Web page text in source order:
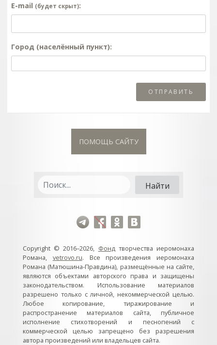
E-mail (будет скрыт):
Город (населённый пункт):
ПОМОЩЬ САЙТУ
Copyright © 2016–2026, Фондтворчества иеромонаха
Романа, vetrovo.ru. Все произведения иеромонаха
Романа (Матюшина-Правдина), размещённые на сайте,
являются объектами авторского права и защищены
законодательством. Использование материалов
разрешено только с личной, некоммерческой целью.
Любое копирование, тиражирование и
распространение материалов сайта, публичное
исполнение стихотворений и песнопений с
коммерческой целью запрещено без разрешения
автора произведений или владельцев сайта.